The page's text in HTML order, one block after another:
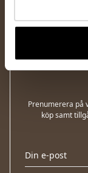
Prenumerera på
köp samt